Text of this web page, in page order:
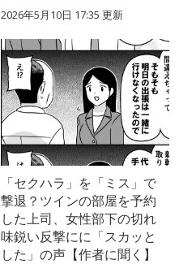
2026年5月10日 17:35 更新
「セクハラ」を「ミス」で
撃退？ツインの部屋を予約
した上司、女性部下の切れ
味鋭い反撃にに「スカッと
した」の声【作者に聞く】